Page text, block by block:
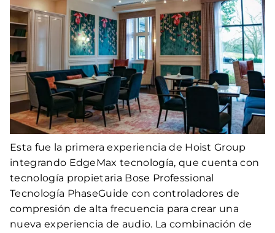
Esta fue la primera experiencia de Hoist Group
integrando EdgeMax tecnología, que cuenta con
tecnología propietaria Bose Professional
Tecnología PhaseGuide con controladores de
compresión de alta frecuencia para crear una
nueva experiencia de audio. La combinación de